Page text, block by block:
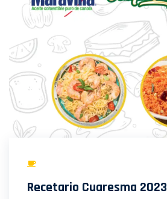
Recetario Cuaresma 2023